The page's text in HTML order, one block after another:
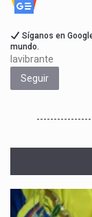
Síganos en
mundo.
lavibrante
Seguir